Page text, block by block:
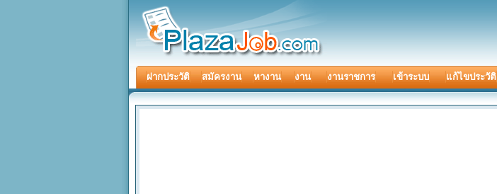
ฝากประวัติ สมัครงาน หางาน งาน งานราชการ เข้าระบบ แก้ไขประวัติ